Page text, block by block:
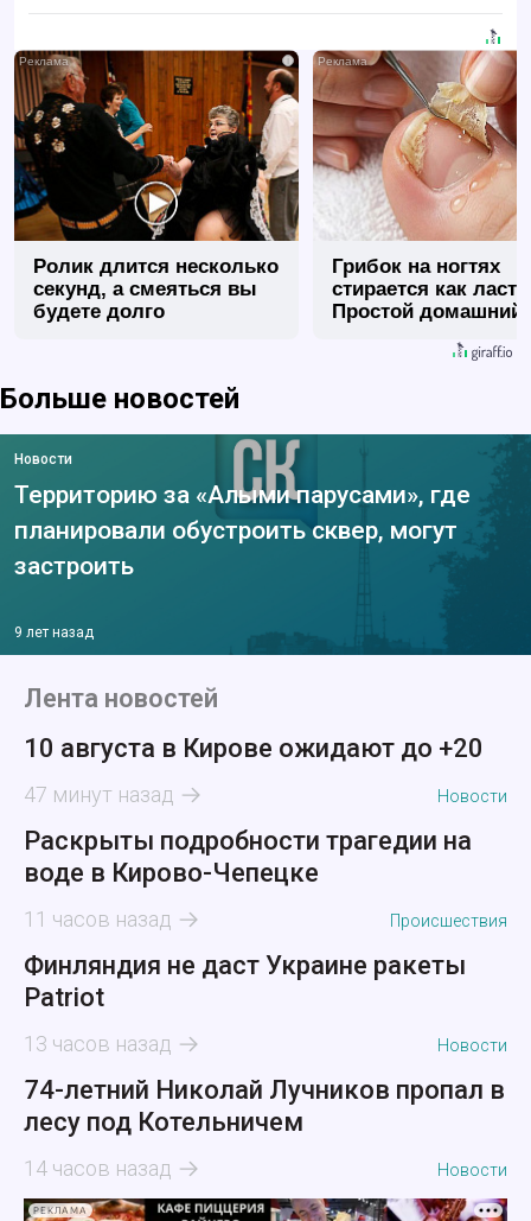
i
Ролик длится несколько
секунд, а смеяться вы
будете долго
Грибок на ногтях
стирается как
Простой домашний
Больше новостей
Новости
Территорию за «Алыми парусами», где
планировали обустроить сквер, могут
застроить
9 лет назад
Лента новостей
10 августа в Кирове ожидают до +20
47 минут назад Новости
Раскрыты подробности трагедии на
воде в Кирово-Чепецке
11 часов назад Происшествия
Финляндия не даст Украине ракеты
Patriot
13 часов назад Новости
74-летний Николай Лучников пропал в
лесу под Котельничем
14 часов назад Новости
РЕКЛАМА